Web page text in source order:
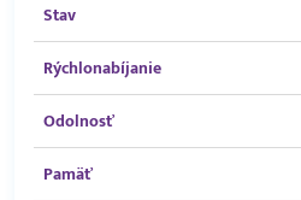
Stav
Rýchlonabíjanie
Odolnosť
Pamäť